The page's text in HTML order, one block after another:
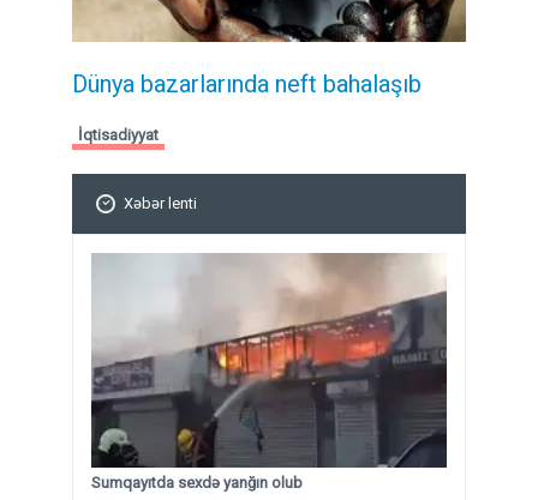
Dünya bazarlarında neft bahalaşıb
İqtisadiyyat
Xəbər lenti
Sumqayıtda sexdə yanğın olub